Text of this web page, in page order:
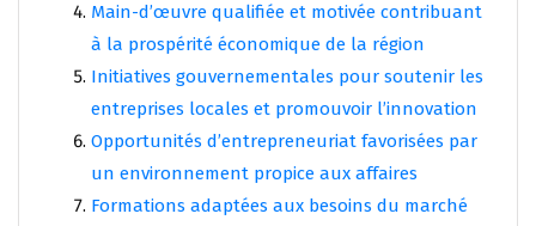
Main-d’œuvre qualifiée et motivée contribuant
à la prospérité économique de la région
Initiatives gouvernementales pour soutenir les
entreprises locales et promouvoir l’innovation
Opportunités d’entrepreneuriat favorisées par
un environnement propice aux affaires
Formations adaptées aux besoins du marché